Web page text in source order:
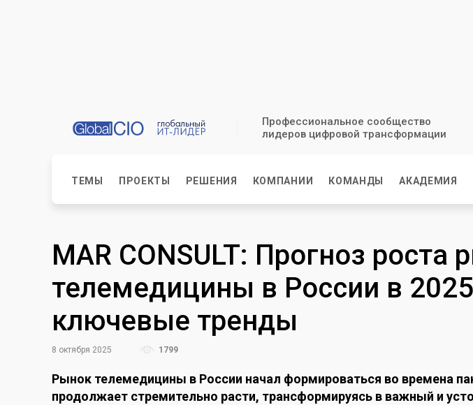
Профессиональное сообщество
лидеров цифровой трансформации
ТЕМЫ ПРОЕКТЫ РЕШЕНИЯ КОМПАНИИ КОМАНДЫ АКАДЕМИЯ
MAR CONSULT: Прогноз роста
телемедицины в России в
ключевые тренды
8 октября 2025 1799
Рынок телемедицины в России начал формироваться во времена
продолжает стремительно расти, трансформируясь в важный и